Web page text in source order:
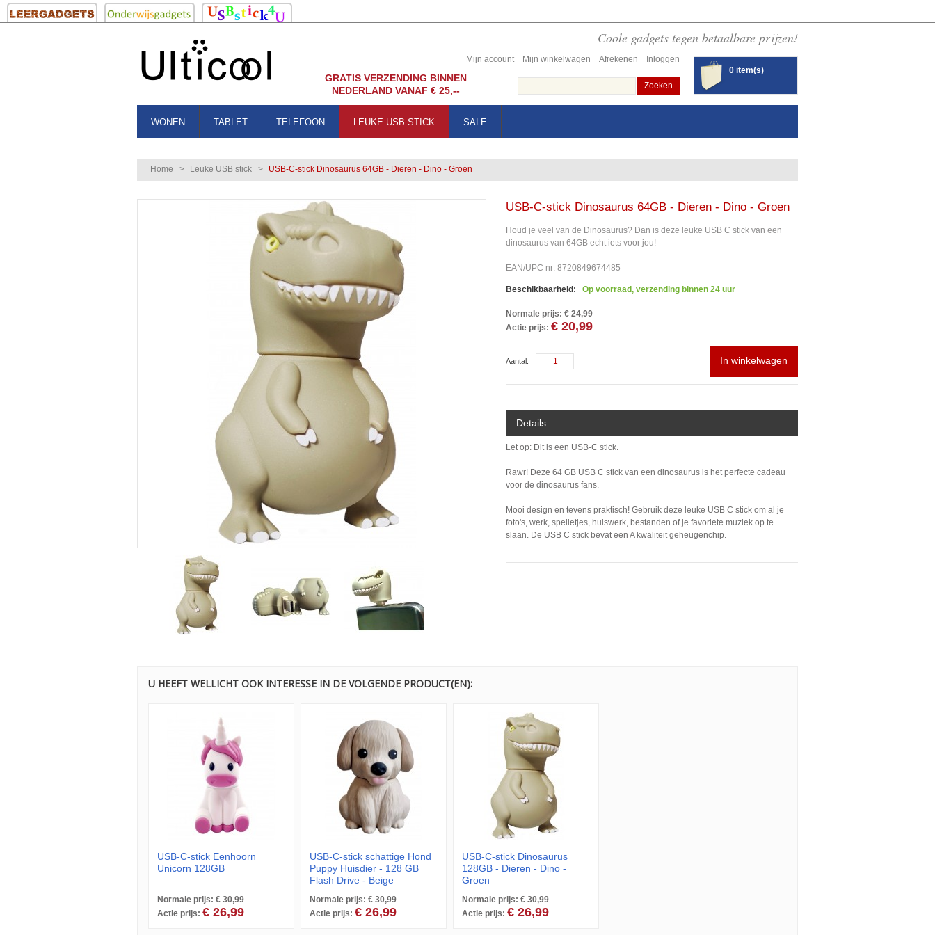
GRATIS VERZENDING BINNEN
NEDERLAND VANAF € 25,--
Coole gadgets tegen betaalbare prijzen!
0 item(s)
Inloggen
Mijn account Mijn winkelwagen Afrekenen
Zoeken
WONEN TABLET TELEFOON LEUKE USB STICK SALE
Home > Leuke USB stick > USB-C-stick Dinosaurus 64GB - Dieren - Dino - Groen
USB-C-stick Dinosaurus 64GB - Dieren - Dino - Groen
Houd je veel van de Dinosaurus? Dan is deze leuke USB C stick van een
dinosaurus van 64GB echt iets voor jou!
EAN/UPC nr: 8720849674485
Beschikbaarheid: Op voorraad, verzending binnen 24 uur
Normale prijs: € 24,99
Actie prijs: € 20,99
Aantal: In winkelwagen
Details
Let op: Dit is een USB-C stick.
Rawr! Deze 64 GB USB C stick van een dinosaurus is het perfecte cadeau
voor de dinosaurus fans.
Mooi design en tevens praktisch! Gebruik deze leuke USB C stick om al je
foto's, werk, spelletjes, huiswerk, bestanden of je favoriete muziek op te
slaan. De USB C stick bevat een A kwaliteit geheugenchip.
U HEEFT WELLICHT OOK INTERESSE IN DE VOLGENDE PRODUCT(EN):
USB-C-stick Eenhoorn
Unicorn 128GB
Normale prijs: € 30,99
Actie prijs: € 26,99
USB-C-stick schattige Hond
Puppy Huisdier - 128 GB
Flash Drive - Beige
Normale prijs: € 30,99
Actie prijs: € 26,99
USB-C-stick Dinosaurus
128GB - Dieren - Dino -
Groen
Normale prijs: € 30,99
Actie prijs: € 26,99